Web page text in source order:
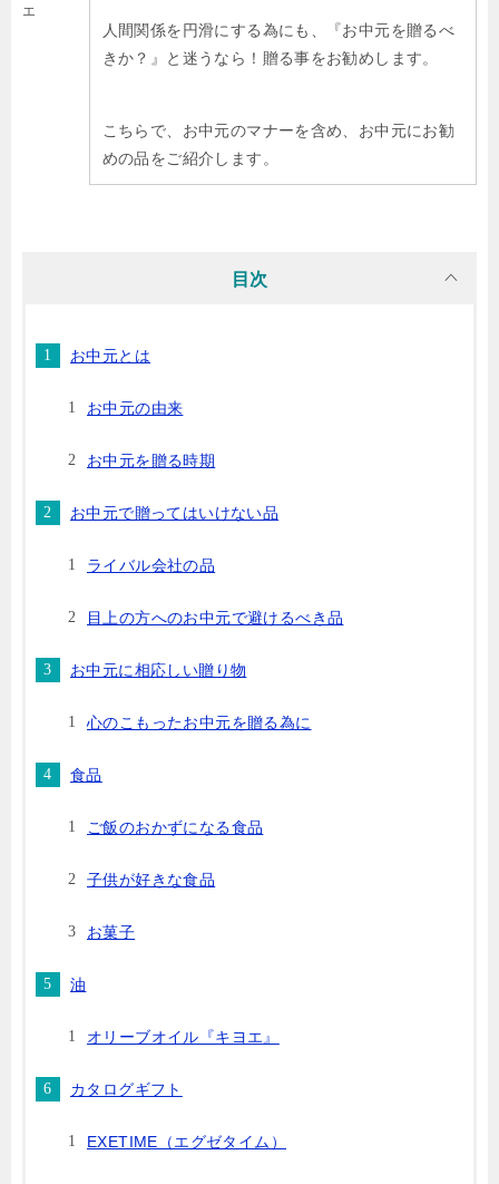
エ
人間関係を円滑にする為にも、『お中元を贈るべ
きか？』と迷うなら！贈る事をお勧めします。
こちらで、お中元のマナーを含め、お中元にお勧
めの品をご紹介します。
目次
お中元とは
お中元の由来
お中元を贈る時期
お中元で贈ってはいけない品
ライバル会社の品
目上の方へのお中元で避けるべき品
お中元に相応しい贈り物
心のこもったお中元を贈る為に
食品
ご飯のおかずになる食品
子供が好きな食品
お菓子
油
オリーブオイル『キヨエ』
カタログギフト
EXETIME（エグゼタイム）